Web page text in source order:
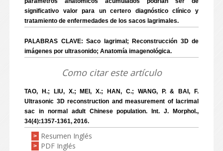
significativo valor para un certero diagnóstico clínico y
tratamiento de enfermedades de los sacos lagrimales.
PALABRAS CLAVE: Saco lagrimal; Reconstrucción 3D de
imágenes por ultrasonido; Anatomía imagenológica.
Como citar este artículo
TAO, H.; LIU, X.; MEI, X.; HAN, C.; WANG, P. & BAI, F.
Ultrasonic 3D reconstruction and measurement of lacrimal
sac in normal adult Chinese population. Int. J. Morphol.,
34(4):1357-1361, 2016.
> Resumen Inglés
> PDF Inglés